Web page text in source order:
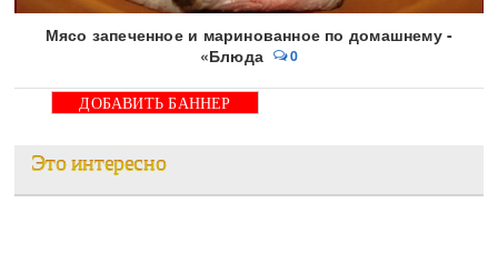
Мясо запеченное и маринованное по домашнему -
«Блюда
0
ДОБАВИТЬ БАННЕР
Это интересно